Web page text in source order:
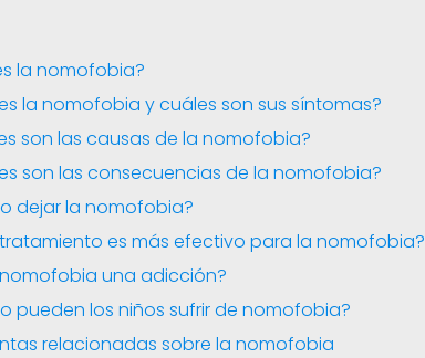
la nomofobia?
la nomofobia y cuáles son sus síntomas?
son las causas de la nomofobia?
son las consecuencias de la nomofobia?
dejar la nomofobia?
es más efectivo para la nomofobia?
nomofobia una adicción?
pueden los niños sufrir de nomofobia?
relacionadas sobre la nomofobia